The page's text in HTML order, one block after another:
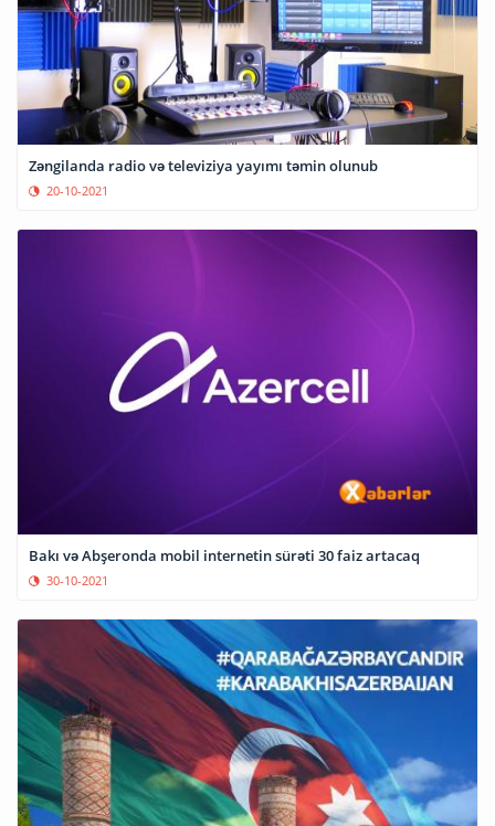
Zəngilanda radio və televiziya yayımı təmin olunub
20-10-2021
Bakı və Abşeronda mobil internetin sürəti 30 faiz artacaq
30-10-2021